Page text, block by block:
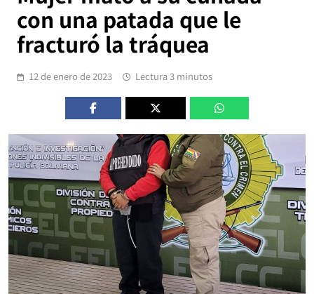
con una patada que le
fracturó la tráquea
12 de enero de 2023 Lectura 3 minutos